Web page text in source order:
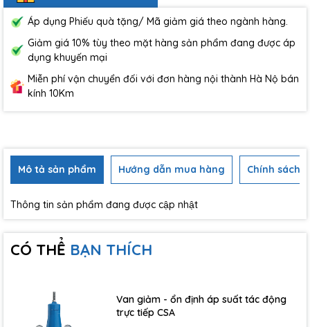
Áp dụng Phiếu quà tặng/ Mã giảm giá theo ngành hàng.
Giảm giá 10% tùy theo mặt hàng sản phẩm đang được áp
dụng khuyến mại
Miễn phí vận chuyển đối với đơn hàng nội thành Hà Nộ bán
kính 10Km
Mô tả sản phẩm Hướng dẫn mua hàng Chính sách
Thông tin sản phẩm đang được cập nhật
CÓ THỂ BẠN THÍCH
Van giảm - ổn định áp suất tác động
trực tiếp CSA